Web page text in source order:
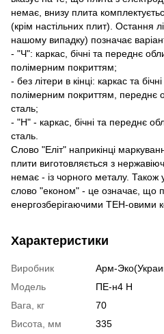
немає, внизу плита
(крім настільних плит). Остання
нашому випадку) позначає
- "Ч": каркас, бічні та переднє
полімерним покриттям;
- без літери в кінці: каркас та
полімерним покриттям, переднє
сталь;
- "Н" - каркас, бічні та переднє
сталь.
Слово "Еліт" наприкінці
плити виготовляється з
немає - із чорного металу. Також
слово "економ" - це означає, що
енергозберігаючими ТЕН-овими
Характеристики
Виробник
Арм-
Модель
ПЕ-н4 Н
Вага, кг
70
Висота, мм
335